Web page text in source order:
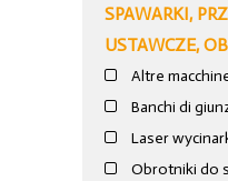
SPAWARKI,
USTAWCZE,
Altre
Banchi di
Laser
Obrotniki do